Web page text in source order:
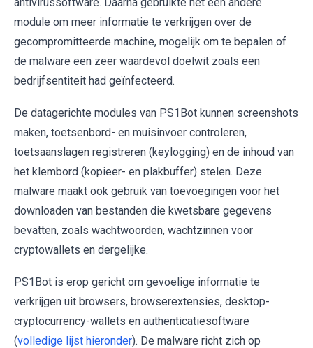
module om meer informatie te verkrijgen over de
gecompromitteerde machine, mogelijk om te bepalen of
de malware een zeer waardevol doelwit zoals een
bedrijfsentiteit had geïnfecteerd.
De datagerichte modules van PS1Bot kunnen screenshots
maken, toetsenbord- en muisinvoer controleren,
toetsaanslagen registreren (keylogging) en de inhoud van
het klembord (kopieer- en plakbuffer) stelen. Deze
malware maakt ook gebruik van toevoegingen voor het
downloaden van bestanden die kwetsbare gegevens
bevatten, zoals wachtwoorden, wachtzinnen voor
cryptowallets en dergelijke.
PS1Bot is erop gericht om gevoelige informatie te
verkrijgen uit browsers, browserextensies, desktop-
cryptocurrency-wallets en authenticatiesoftware
(volledige lijst hieronder). De malware richt zich op